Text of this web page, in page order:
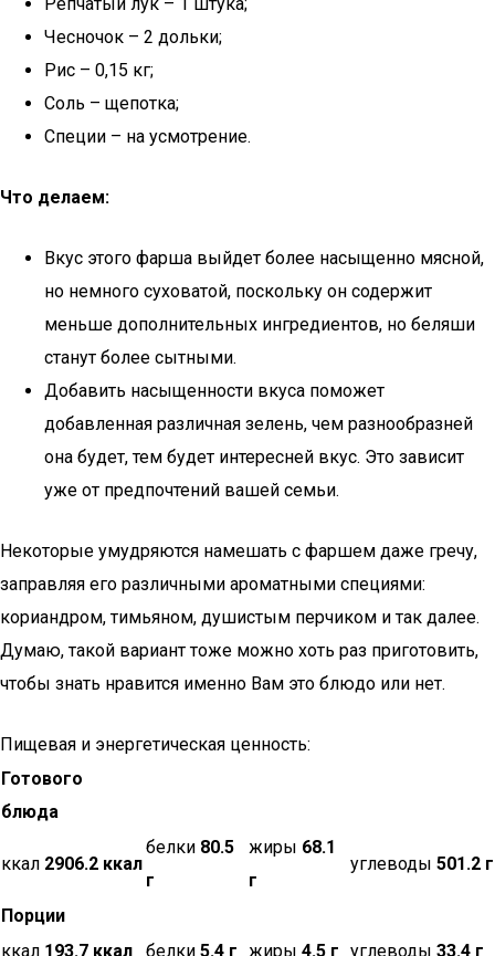
Чесночок – 2 дольки;
Рис – 0,15 кг;
Соль – щепотка;
Специи – на усмотрение.
Что делаем:
Вкус этого фарша выйдет более насыщенно мясной,
но немного суховатой, поскольку он содержит
меньше дополнительных ингредиентов, но беляши
станут более сытными.
Добавить насыщенности вкуса поможет
добавленная различная зелень, чем разнообразней
она будет, тем будет интересней вкус. Это зависит
уже от предпочтений вашей семьи.
Некоторые умудряются намешать с фаршем даже гречу,
заправляя его различными ароматными специями:
кориандром, тимьяном, душистым перчиком и так далее.
Думаю, такой вариант тоже можно хоть раз приготовить,
чтобы знать нравится именно Вам это блюдо или нет.
Пищевая и энергетическая ценность:
Готового
блюда
ккал 2906.2 ккал
белки 80.5
г
жиры 68.1
г
углеводы 501.2 г
Порции
ккал 193.7 ккал белки 5.4 г жиры 4.5 г углеводы 33.4 г